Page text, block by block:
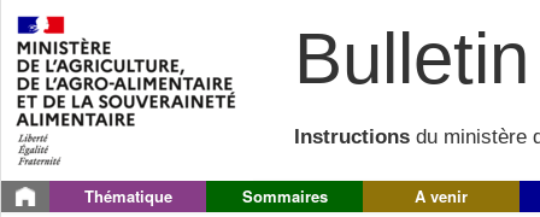
Instructions du ministère
Thématique Sommaires A venir